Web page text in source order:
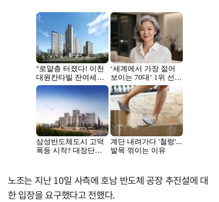
노조는 지난 10일 사측에 호남 반도체 공장 추진설에 대
한 입장을 요구했다고 전했다.